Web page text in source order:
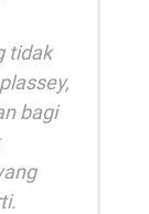
tidak
bagi